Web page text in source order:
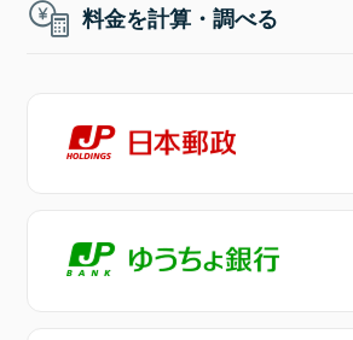
料金を計算・調べる